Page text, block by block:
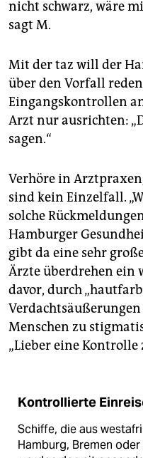
nicht schwarz, wäre
sagt M.
Mit der taz will der
über den Vorfall
Eingangskontrollen
Arzt nur ausrichten:
sagen.“
Verhöre in
sind kein Einzelfall.
solche
Hamburger
gibt da eine sehr
Ärzte überdrehen ein
davor, durch
Menschen zu
„Lieber eine Kontrolle
Kontrollierte
Schiffe, die aus
Hamburg, Bremen